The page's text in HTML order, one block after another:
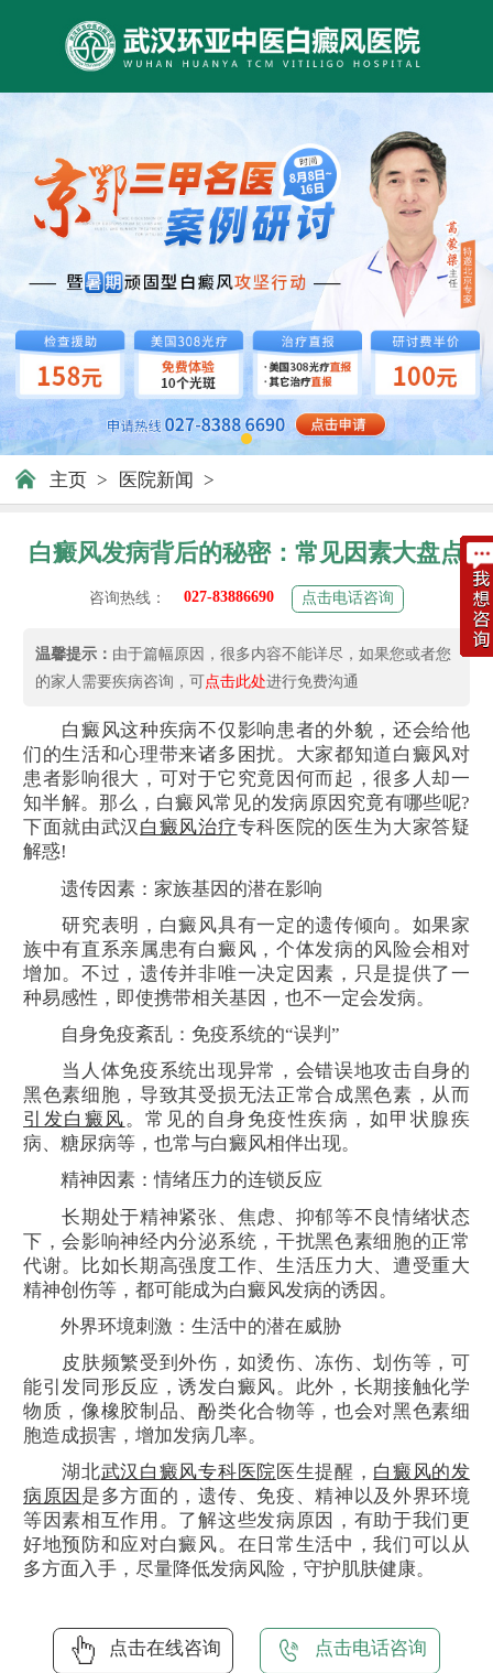
主页 > 医院新闻 >
白癜风发病背后的秘密：常见因素大盘点
咨询热线： 027-83886690 点击电话咨询
温馨提示： 由于篇幅原因，很多内容不能详尽，如果您或者您
的家人需要疾病咨询，可点击此处进行免费沟通
白癜风这种疾病不仅影响患者的外貌，还会给他
们的生活和心理带来诸多困扰。大家都知道白癜风对
患者影响很大，可对于它究竟因何而起，很多人却一
知半解。那么，白癜风常见的发病原因究竟有哪些呢?
下面就由武汉 白癜风治疗专科医院的医生为大家答疑
解惑!
遗传因素：家族基因的潜在影响
研究表明，白癜风具有一定的遗传倾向。如果家
族中有直系亲属患有白癜风，个体发病的风险会相对
增加。不过，遗传并非唯一决定因素，只是提供了一
种易感性，即使携带相关基因，也不一定会发病。
自身免疫紊乱：免疫系统的“误判”
当人体免疫系统出现异常，会错误地攻击自身的
黑色素细胞，导致其受损无法正常合成黑色素，从而
引发白癜风。常见的自身免疫性疾病，如甲状腺疾
病、糖尿病等，也常与白癜风相伴出现。
精神因素：情绪压力的连锁反应
长期处于精神紧张、焦虑、抑郁等不良情绪状态
下，会影响神经内分泌系统，干扰黑色素细胞的正常
代谢。比如长期高强度工作、生活压力大、遭受重大
精神创伤等，都可能成为白癜风发病的诱因。
外界环境刺激：生活中的潜在威胁
皮肤频繁受到外伤，如烫伤、冻伤、划伤等，可
能引发同形反应，诱发白癜风。此外，长期接触化学
物质，像橡胶制品、酚类化合物等，也会对黑色素细
胞造成损害，增加发病几率。
湖北武汉白癜风专科医院医生提醒， 白癜风的发
病原因 是多方面的，遗传、免疫、精神以及外界环境
等因素相互作用。了解这些发病原因，有助于我们更
好地预防和应对白癜风。在日常生活中，我们可以从
多方面入手，尽量降低发病风险，守护肌肤健康。
点击在线咨询 点击电话咨询